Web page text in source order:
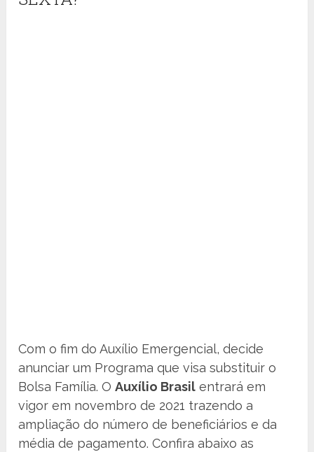
Com o fim do Auxílio Emergencial, decide
anunciar um Programa que visa substituir o
Bolsa Família. OAuxílio Brasil entrará em
vigor em novembro de 2021 trazendo a
ampliação do número de beneficiários e da
média de pagamento. Confira abaixo as